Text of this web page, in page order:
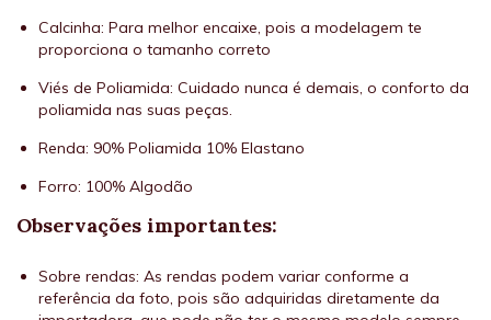
Calcinha: Para melhor encaixe, pois a modelagem te
proporciona o tamanho correto
Viés de Poliamida: Cuidado nunca é demais, o conforto da
poliamida nas suas peças.
Renda: 90% Poliamida 10% Elastano
Forro: 100% Algodão
Observações importantes:
Sobre rendas: As rendas podem variar conforme a
referência da foto, pois são adquiridas diretamente da